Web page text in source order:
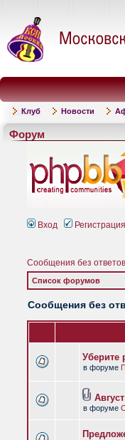
Клуб Новости
Форум
Вход Регистрация
Сообщения без ответов
Список форумов
Сообщения без
Уберите
в форуме
Август
в форуме